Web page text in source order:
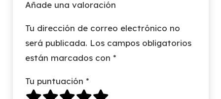
Añade una valoración
Tu dirección de correo electrónico no
será publicada. Los campos obligatorios
están marcados con *
Tu puntuación *